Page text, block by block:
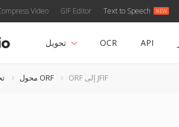
Video GIF Editor Text to Speech
تحويل OCR API
محول ORF ORF إلى JFIF